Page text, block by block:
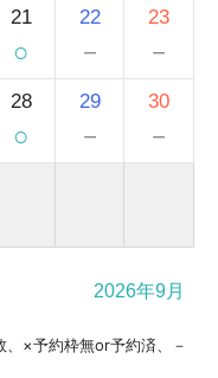
21
○
22
－
23
－
28
○
29
－
30
－
2026年9月
×予約枠無or予約済、－